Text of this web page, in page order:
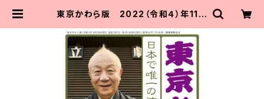
東京かわら版 2022（令和４）年11月